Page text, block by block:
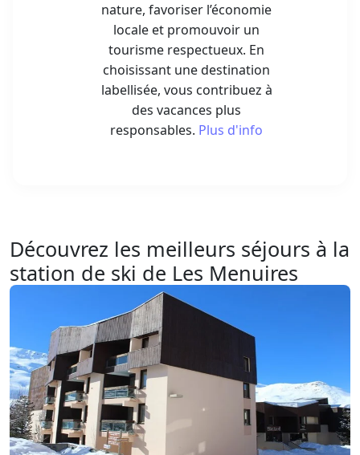
nature, favoriser l’économie
locale et promouvoir un
tourisme respectueux. En
choisissant une destination
labellisée, vous contribuez à
des vacances plus
responsables. Plus d'info
Découvrez les meilleurs séjours à la
station de ski de Les Menuires